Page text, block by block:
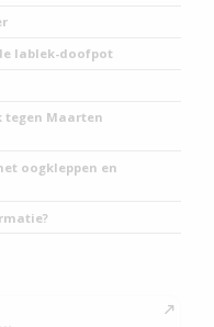
lablek-doofpot
tegen Maarten
oogkleppen en